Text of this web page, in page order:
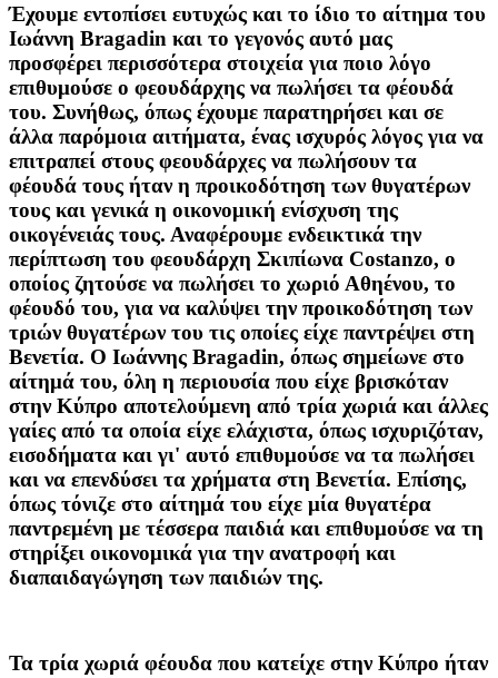
Έχουμε εντοπίσει ευτυχώς και το ίδιο το αίτημα του
Ιωάννη Bragadin και το γεγονός αυτό μας
προσφέρει περισσότερα στοιχεία για ποιο λόγο
επιθυμούσε ο φεουδάρχης να πωλήσει τα φέουδά
του. Συνήθως, όπως έχουμε παρατηρήσει και σε
άλλα παρόμοια αιτήματα, ένας ισχυρός λόγος για να
επιτραπεί στους φεουδάρχες να πωλήσουν τα
φέουδά τους ήταν η προικοδότηση των θυγατέρων
τους και γενικά η οικονομική ενίσχυση της
οικογένειάς τους. Αναφέρουμε ενδεικτικά την
περίπτωση του φεουδάρχη Σκιπίωνα Costanzo, ο
οποίος ζητούσε να πωλήσει το χωριό Αθηένου, το
φέουδό του, για να καλύψει την προικοδότηση των
τριών θυγατέρων του τις οποίες είχε παντρέψει στη
Βενετία. Ο Ιωάννης Bragadin, όπως σημείωνε στο
αίτημά του, όλη η περιουσία που είχε βρισκόταν
στην Κύπρο αποτελούμενη από τρία χωριά και άλλες
γαίες από τα οποία είχε ελάχιστα, όπως ισχυριζόταν,
εισοδήματα και γι' αυτό επιθυμούσε να τα πωλήσει
και να επενδύσει τα χρήματα στη Βενετία. Επίσης,
όπως τόνιζε στο αίτημά του είχε μία θυγατέρα
παντρεμένη με τέσσερα παιδιά και επιθυμούσε να τη
στηρίξει οικονομικά για την ανατροφή και
διαπαιδαγώγηση των παιδιών της.
Τα τρία χωριά φέουδα που κατείχε στην Κύπρο ήταν